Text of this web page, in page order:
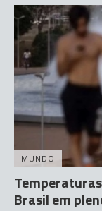
MUNDO
Brasil em